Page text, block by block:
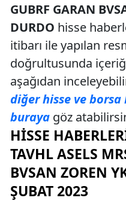
GUBRF GARAN
DURDO hisse
itibarı ile yapılan
doğrultusunda
aşağıdan
diğer hisse ve
buraya göz
HISSE
TAVHL ASELS
BVSAN ZOREN
ŞUBAT 2023